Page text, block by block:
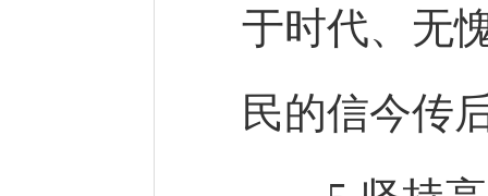
于时代、无
民的信今传